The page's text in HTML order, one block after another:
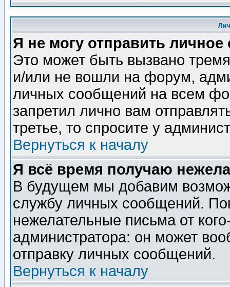
Я не могу отправить
Это может быть вызвано
и/или не вошли на форум,
личных сообщений на всем
запретил лично вам
третье, то спросите у
Вернуться к началу
Я всё время получаю
В будущем мы добавим
службу личных сообщений.
нежелательные письма от
администратора: он может
отправку личных сообщений.
Вернуться к началу